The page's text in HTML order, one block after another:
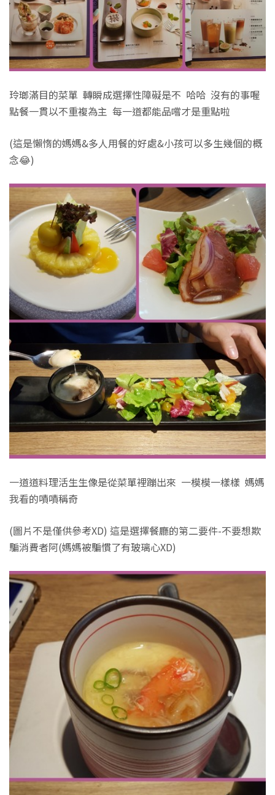
玲瑯滿目的菜單 轉瞬成選擇性障礙是不 哈哈 沒有的事喔
點餐一貫以不重複為主 每一道都能品嚐才是重點啦
(這是懶惰的媽媽&多人用餐的好處&小孩可以多生幾個的概
念😂)
一道道料理活生生像是從菜單裡蹦出來 一模模一樣樣 媽媽
我看的嘖嘖稱奇
(圖片不是僅供參考XD) 這是選擇餐廳的第二要件-不要想欺
騙消費者阿(媽媽被騙慣了有玻璃心XD)